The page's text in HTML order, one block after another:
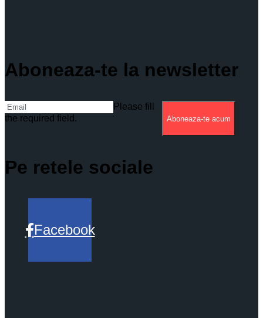
Aboneaza-te la newsletter
Please fill
the required field.
Aboneaza-te acum
Pe retele sociale
Facebook